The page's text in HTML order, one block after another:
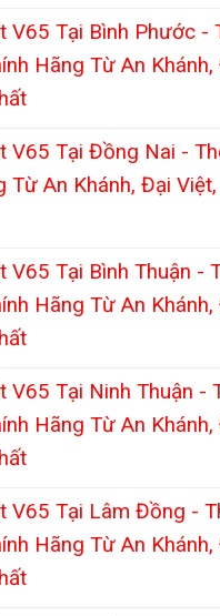
V65 Tại Bình Phước -
Hãng Từ An
V65 Tại Đồng Nai -
Từ An Khánh, Đại
V65 Tại Bình Thuận -
Hãng Từ An
V65 Tại Ninh Thuận -
Hãng Từ An
V65 Tại Lâm Đồng -
Hãng Từ An